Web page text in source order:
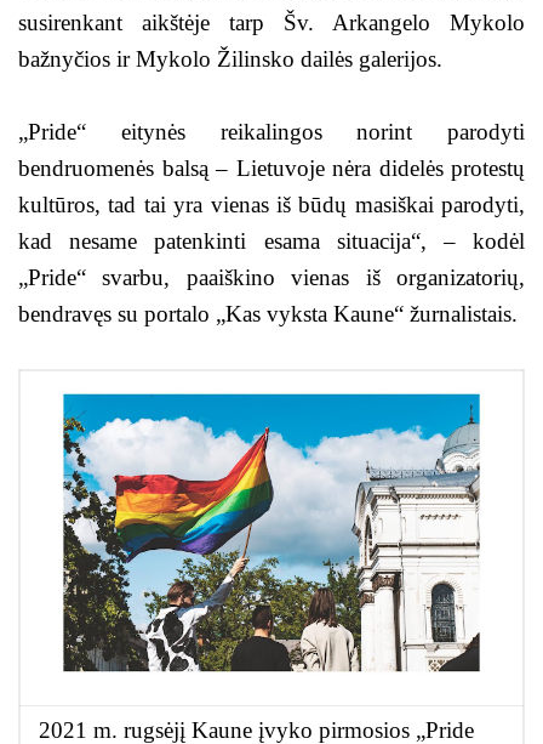
susirenkant aikštėje tarp Šv. Arkangelo Mykolo
bažnyčios ir Mykolo Žilinsko dailės galerijos.
„Pride“ eitynės reikalingos norint parodyti
bendruomenės balsą – Lietuvoje nėra didelės protestų
kultūros, tad tai yra vienas iš būdų masiškai parodyti,
kad nesame patenkinti esama situacija“, – kodėl
„Pride“ svarbu, paaiškino vienas iš organizatorių,
bendravęs su portalo „Kas vyksta Kaune“ žurnalistais.
2021 m. rugsėjį Kaune įvyko pirmosios „Pride